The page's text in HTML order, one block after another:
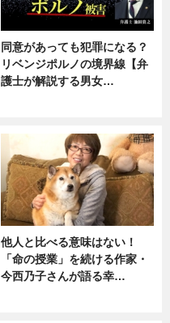
同意があっても犯罪になる？
リベンジポルノの境界線【弁
護士が解説する男女…
他人と比べる意味はない！
「命の授業」を続ける作家・
今西乃子さんが語る幸…